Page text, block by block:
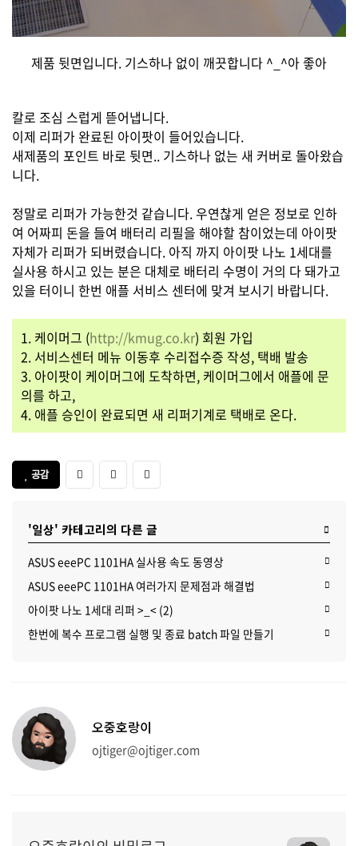
제품 뒷면입니다. 기스하나 없이 깨끗합니다 ^_^아 좋아
칼로 조심 스럽게 뜯어냅니다.
이제 리퍼가 완료된 아이팟이 들어있습니다.
새제품의 포인트 바로 뒷면.. 기스하나 없는 새 커버로 돌아왔습
니다.
정말로 리퍼가 가능한것 같습니다. 우연찮게 얻은 정보로 인하
여 어짜피 돈을 들여 배터리 리필을 해야할 참이었는데 아이팟
자체가 리퍼가 되버렸습니다. 아직 까지 아이팟 나노 1세대를
실사용 하시고 있는 분은 대체로 배터리 수명이 거의 다 돼가고
있을 터이니 한번 애플 서비스 센터에 맞겨 보시기 바랍니다.
1. 케이머그 (http://kmug.co.kr) 회원 가입
2. 서비스센터 메뉴 이동후 수리접수증 작성, 택배 발송
3. 아이팟이 케이머그에 도착하면, 케이머그에서 애플에 문
의를 하고,
4. 애플 승인이 완료되면 새 리퍼기계로 택배로 온다.
공감
'일상' 카테고리의 다른 글
ASUS eeePC 1101HA 실사용 속도 동영상
ASUS eeePC 1101HA 여러가지 문제점과 해결법
아이팟 나노 1세대 리퍼 >_< (2)
한번에 복수 프로그램 실행 및 종료 batch 파일 만들기
오중호랑이
ojtiger@ojtiger.com